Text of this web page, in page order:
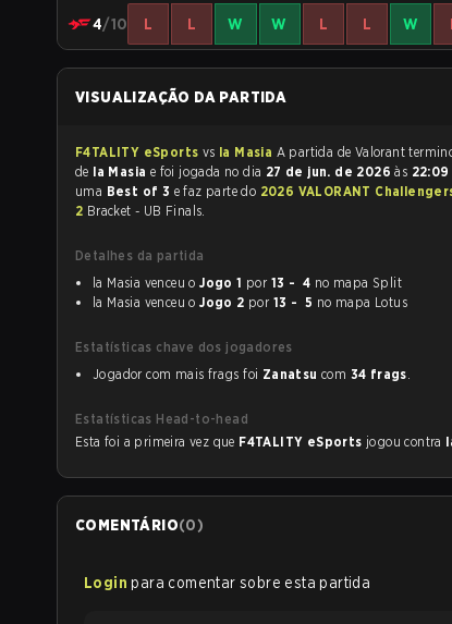
4/10 L L W W L L W
VISUALIZAÇÃO DA PARTIDA
F4TALITY eSports vs la Masia A partida de Valorant
de la Masia e foi jogada no dia 27 de jun. de 2026às 22:09
uma Best of 3 e faz parte do 2026 VALORANT
2 Bracket - UB Finals.
Detalhes da partida
la Masia venceu oJogo 1 por 13 - 4 no mapa Split
la Masia venceu oJogo 2 por 13 - 5 no mapa Lotus
Estatísticas chave dos jogadores
Jogador com mais frags foi Zanatsu com 34 frags.
Estatísticas Head-to-head
Esta foi a primeira vez que F4TALITY eSports jogou contra
COMENTÁRIO(0)
Login para comentar sobre esta partida